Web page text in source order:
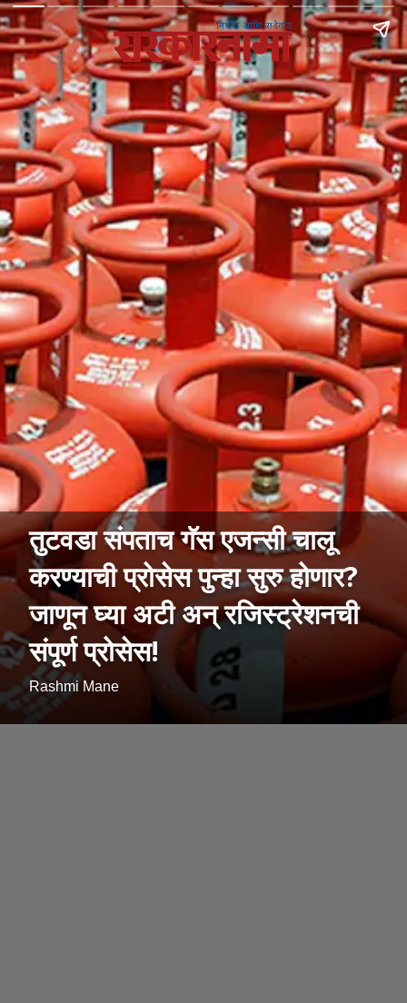
तुटवडा संपताच गॅस एजन्सी चालू
करण्याची प्रोसेस पुन्हा सुरु होणार?
जाणून घ्या अटी अन् रजिस्ट्रेशनची
संपूर्ण प्रोसेस!
Rashmi Mane